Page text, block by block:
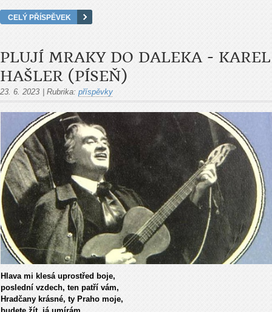
CELÝ PŘÍSPĚVEK
PLUJÍ MRAKY DO DALEKA - KAREL
HAŠLER (PÍSEŇ)
23. 6. 2023 Rubrika: příspěvky
Hlava mi klesá uprostřed boje,
poslední vzdech, ten patří vám,
Hradčany krásné, ty Praho moje,